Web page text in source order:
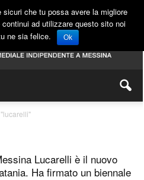
Lucarelli è il nuovo
Ha firmato un biennale
che tu possa avere la migliore
ad utilizzare questo sito noi
ne sia felice.
Ok